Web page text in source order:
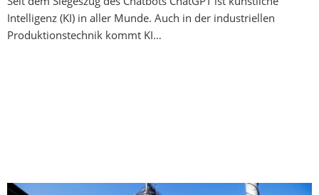
Intelligenz (KI) in aller Munde. Auch in der industriellen
Produktionstechnik kommt KI…